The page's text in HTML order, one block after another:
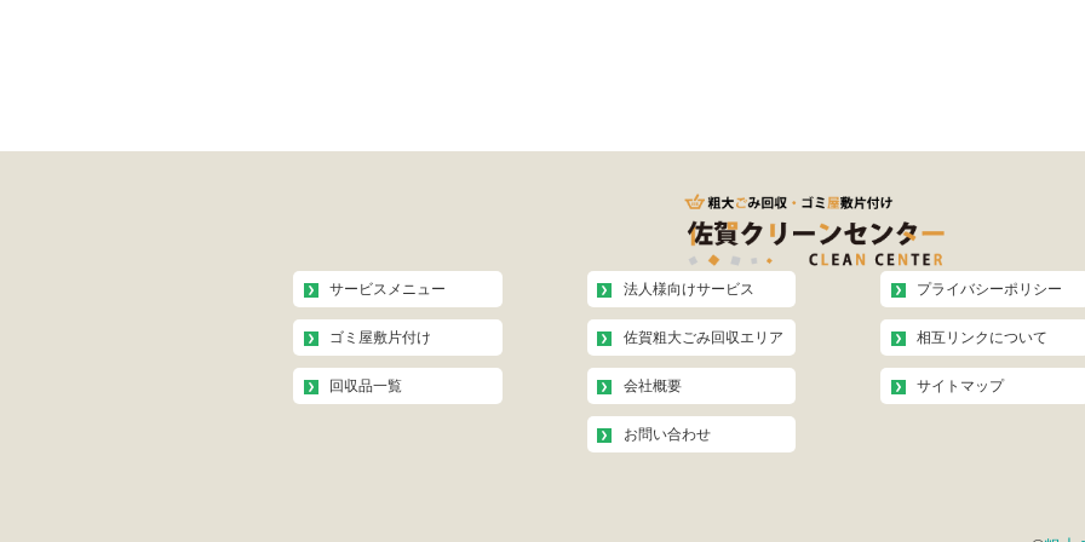
サービスメニュー
ゴミ屋敷片付け
回収品一覧
法人様向けサービス
佐賀粗大ごみ回収エリア
会社概要
お問い合わせ
プライバシーポリシー
相互リンクについて
サイトマップ